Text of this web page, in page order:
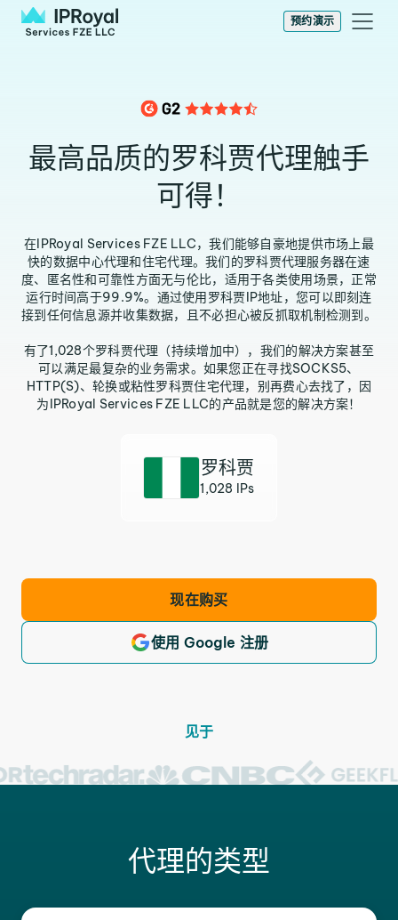
预约演示
最高品质的罗科贾代理触手
可得！
在IPRoyal Services FZE LLC，我们能够自豪地提供市场上最
快的数据中心代理和住宅代理。我们的罗科贾代理服务器在速
度、匿名性和可靠性方面无与伦比，适用于各类使用场景，正常
运行时间高于99.9%。通过使用罗科贾IP地址，您可以即刻连
接到任何信息源并收集数据，且不必担心被反抓取机制检测到。
有了1,028个罗科贾代理（持续增加中），我们的解决方案甚至
可以满足最复杂的业务需求。如果您正在寻找SOCKS5、
HTTP(S)、轮换或粘性罗科贾住宅代理，别再费心去找了，因
为IPRoyal Services FZE LLC的产品就是您的解决方案！
罗科贾
1,028 IPs
现在购买
使用 Google 注册
见于
代理的类型